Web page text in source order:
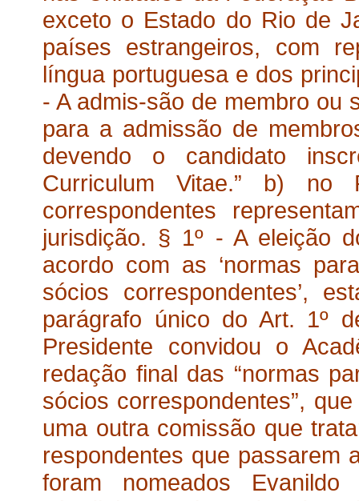
exceto o Estado do Rio de
países estrangeiros, com
língua portuguesa e dos
- A admis-são de membro ou
para a admissão de
devendo o candidato
Curriculum Vitae.” b) no
correspondentes
jurisdição. § 1º - A eleição
acordo com as ‘normas
sócios correspondentes’,
parágrafo único do Art. 1º
Presidente convidou o
redação final das “normas
sócios correspondentes”,
uma outra comissão que
respondentes que passarem
foram nomeados